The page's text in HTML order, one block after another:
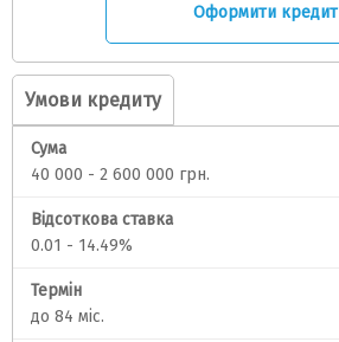
Оформити кредит
Умови кредиту
Сума
40 000 - 2 600 000 грн.
Відсоткова ставка
0.01 - 14.49%
Термін
до 84 міс.